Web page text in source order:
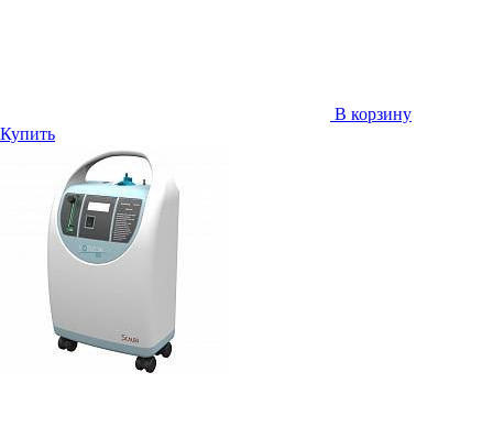
В корзину
Купить